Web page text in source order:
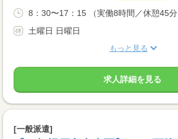
8：30〜17：15 （実働8時間／休憩45分
土曜日 日曜日
もっと見る
求人詳細を見る
[一般派遣]